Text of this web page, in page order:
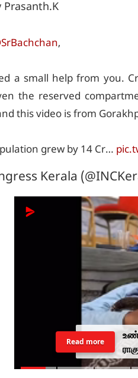
Prasanth.K
,
a small help from you.
the reserved
this video is from
grew by 14 Cr…
Kerala
Read more